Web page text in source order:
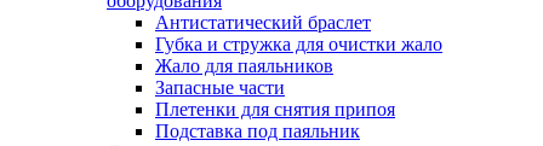
Антистатический браслет
Губка и стружка для очистки жало
Жало для паяльников
Запасные части
Плетенки для снятия припоя
Подставка под паяльник